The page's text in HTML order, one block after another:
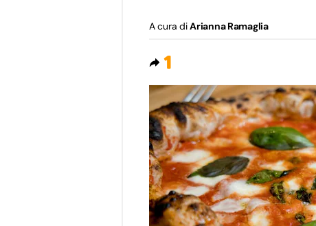
A cura diArianna Ramaglia
1